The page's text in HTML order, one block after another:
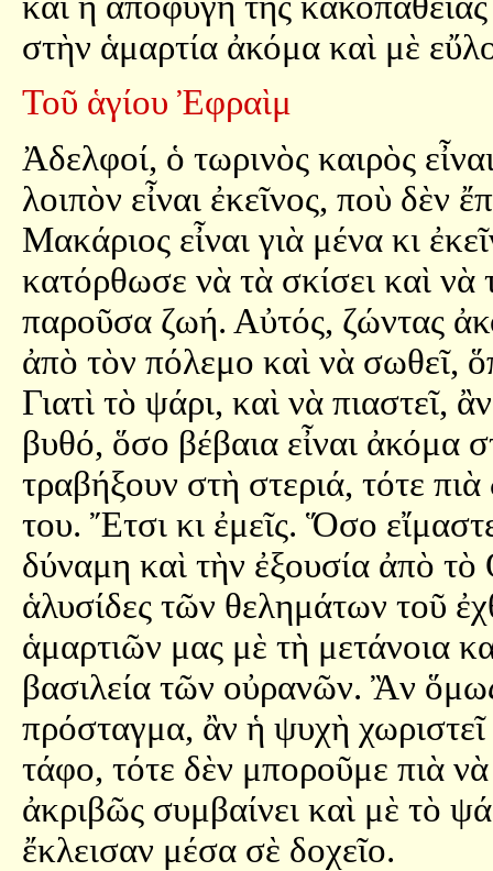
στὴν ἁμαρτία ἀκόμα καὶ μὲ
Τοῦ ἁγίου Ἐφραὶμ
Ἀδελφοί, ὁ τωρινὸς καιρὸς
λοιπὸν εἶναι ἐκεῖνος, ποὺ δὲν
Μακάριος εἶναι γιὰ μένα κι
κατόρθωσε νὰ τὰ σκίσει καὶ νὰ
παροῦσα ζωή. Αὐτός, ζώντας
ἀπὸ τὸν πόλεμο καὶ νὰ σωθεῖ,
Γιατὶ τὸ ψάρι, καὶ νὰ πιαστεῖ,
βυθό, ὅσο βέβαια εἶναι ἀκόμα
τραβήξουν στὴ στεριά, τότε
του. Ἔτσι κι ἐμεῖς. Ὅσο
δύναμη καὶ τὴν ἐξουσία ἀπὸ
ἁλυσίδες τῶν θελημάτων τοῦ
ἁμαρτιῶν μας μὲ τὴ μετάνοια
βασιλεία τῶν οὐρανῶν. Ἂν
πρόσταγμα, ἂν ἡ ψυχὴ
τάφο, τότε δὲν μποροῦμε πιὰ
ἀκριβῶς συμβαίνει καὶ μὲ τὸ
ἔκλεισαν μέσα σὲ δοχεῖο.